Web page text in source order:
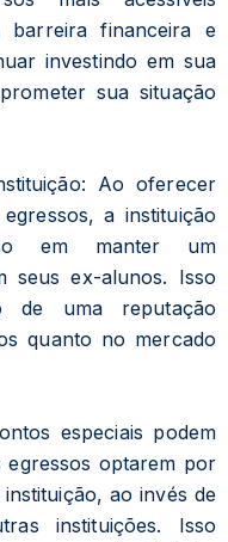
barreira financeira e
investindo em sua
sua situação
Ao oferecer
a instituição
em manter um
seus ex-alunos. Isso
de uma reputação
quanto no mercado
especiais podem
egressos optarem por
ao invés de
instituições. Isso